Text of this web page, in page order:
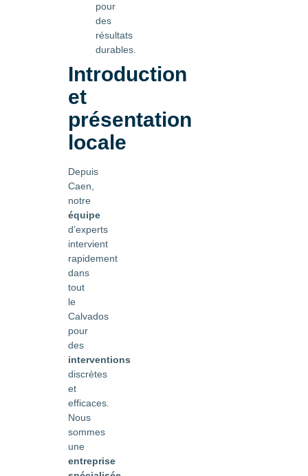
pour
des
résultats
durables.
Introduction
et
présentation
locale
Depuis
Caen,
notre
équipe
d’experts
intervient
rapidement
dans
tout
le
Calvados
pour
des
interventions
discrètes
et
efficaces.
Nous
sommes
une
entreprise